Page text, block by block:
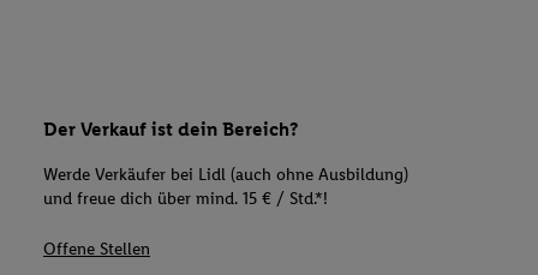
Der Verkauf ist dein Bereich?
Werde Verkäufer bei Lidl (auch ohne Ausbildung)
und freue dich über mind. 15 € / Std.*!
Offene Stellen